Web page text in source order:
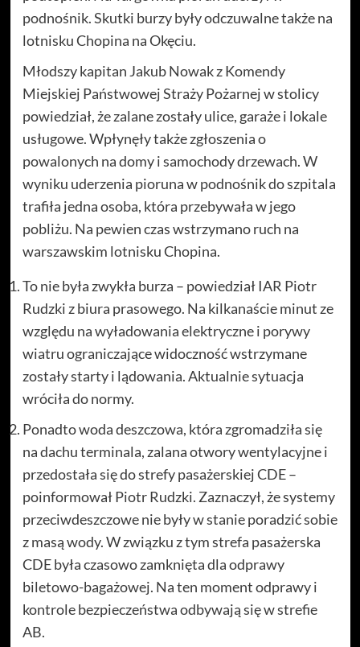
podnośnik. Skutki burzy były odczuwalne także na
lotnisku Chopina na Okęciu.
Młodszy kapitan Jakub Nowak z Komendy
Miejskiej Państwowej Straży Pożarnej w stolicy
powiedział, że zalane zostały ulice, garaże i lokale
usługowe. Wpłynęły także zgłoszenia o
powalonych na domy i samochody drzewach. W
wyniku uderzenia pioruna w podnośnik do szpitala
trafiła jedna osoba, która przebywała w jego
pobliżu. Na pewien czas wstrzymano ruch na
warszawskim lotnisku Chopina.
To nie była zwykła burza – powiedział IAR Piotr
Rudzki z biura prasowego. Na kilkanaście minut ze
względu na wyładowania elektryczne i porywy
wiatru ograniczające widoczność wstrzymane
zostały starty i lądowania. Aktualnie sytuacja
wróciła do normy.
Ponadto woda deszczowa, która zgromadziła się
na dachu terminala, zalana otwory wentylacyjne i
przedostała się do strefy pasażerskiej CDE –
poinformował Piotr Rudzki. Zaznaczył, że systemy
przeciwdeszczowe nie były w stanie poradzić sobie
z masą wody. W związku z tym strefa pasażerska
CDE była czasowo zamknięta dla odprawy
biletowo-bagażowej. Na ten moment odprawy i
kontrole bezpieczeństwa odbywają się w strefie
AB.